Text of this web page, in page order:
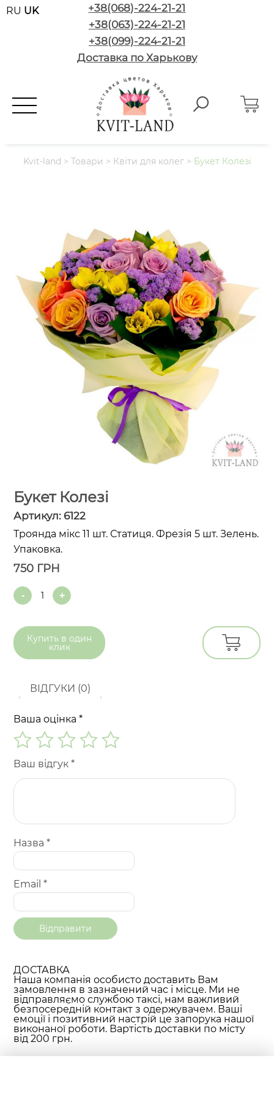
RU UK
+38(068)-224-21-21
+38(063)-224-21-21
+38(099)-224-21-21
Доставка по Харькову
Kvit-land > Товари > Квіти для колег> Букет Колезі
Букет Колезі
Артикул: 6122
Троянда мікс 11 шт. Статиця. Фрезія 5 шт. Зелень.
Упаковка.
750 ГРН
Quantity
Купить в один
клик
ВІДГУКИ (0)
Ваша оцінка*
Ваш відгук*
Назва*
Email*
ДОСТАВКА
Наша компанія особисто доставить Вам
замовлення в зазначений час і місце. Ми не
відправляємо службою таксі, нам важливий
безпосередній контакт з одержувачем. Ваші
емоції і позитивний настрій це запорука нашої
виконаної роботи. Вартість доставки по місту
від 200 грн.